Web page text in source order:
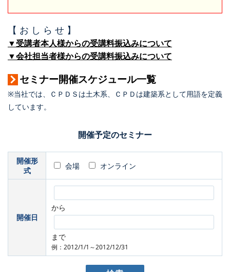
【 お し ら せ 】
▼受講者本人様からの受講料振込みについて
▼会社担当者様からの受講料振込みについて
セミナー開催スケジュール一覧
※当社では、ＣＰＤＳは土木系、ＣＰＤは建築系として用語を定義
しています。
開催予定のセミナー
開催形
式
会場 オンライン
開催日
から
まで
例：2012/1/1～2012/12/31